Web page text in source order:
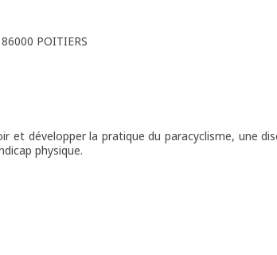
POITIERS
développer la pratique du paracyclisme, une
physique.